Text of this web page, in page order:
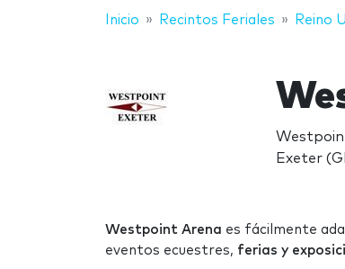
Inicio Recintos Feriales Reino
Exeter
Westpoint Arena es fácilmente
eventos ecuestres, ferias y